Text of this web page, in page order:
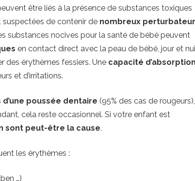
être liés à la présence de substances toxiques
suspectées de contenir de nombreux
substances nocives pour la santé de bébé peuvent
en contact direct avec la peau de bébé, jour et
des érythèmes fessiers. Une capacité
et d’irritations.
d’une poussée dentaire (95% des cas de rougeurs),
cela reste occasionnel. Si votre enfant est
sont peut-être la cause.
les érythèmes :
…)